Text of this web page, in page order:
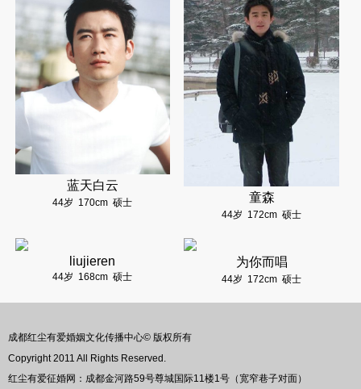
蓝天白云
44岁 170cm 硕士 童森
44岁 172cm 硕士
liujieren
44岁 168cm 硕士
为你而唱
44岁 172cm 硕士
成都红尘有爱婚姻文化传播中心© 版权所有
Copyright 2011 All Rights Reserved.
红尘有爱征婚网：成都金河路59号尊城国际11楼1号（宽窄巷子对面）